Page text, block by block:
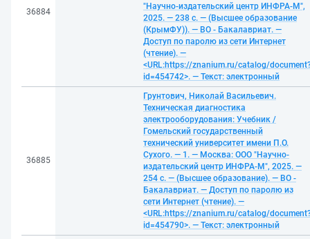
36884
"Научно-издательский центр ИНФРА-М",
2025. — 238 с. — (Высшее образование
(КрымФУ)). — ВО - Бакалавриат. —
Доступ по паролю из сети Интернет
(чтение). —
<URL:https://znanium.ru/catalog/
id=454742>. — Текст: электронный
36885
Грунтович, Николай Васильевич.
Техническая диагностика
электрооборудования: Учебник /
Гомельский государственный
технический университет имени П.О.
Сухого. — 1. — Москва: ООО "Научно-
издательский центр ИНФРА-М", 2025. —
254 с. — (Высшее образование). — ВО -
Бакалавриат. — Доступ по паролю из
сети Интернет (чтение). —
<URL:https://znanium.ru/catalog/
id=454790>. — Текст: электронный